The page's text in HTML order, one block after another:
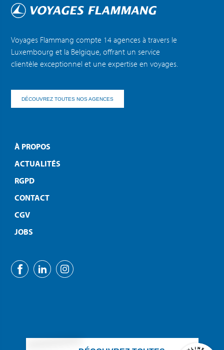
Voyages Flammang compte 14 agences à travers le
Luxembourg et la Belgique, offrant un service
clientèle exceptionnel et une expertise en voyages.
DÉCOUVREZ TOUTES NOS AGENCES
À PROPOS
ACTUALITÉS
RGPD
CONTACT
CGV
JOBS